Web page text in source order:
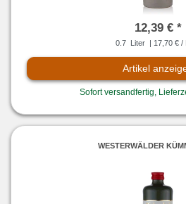
12,39 € *
0.7 Liter | 17,70 € /
Artikel
Sofort versandfertig,
WESTERWÄLDER